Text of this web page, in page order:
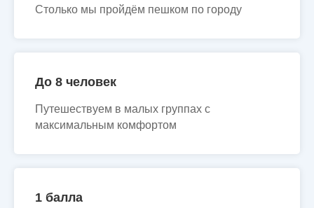
Столько мы пройдём пешком по городу
До 8 человек
Путешествуем в малых группах с
максимальным комфортом
1 балла